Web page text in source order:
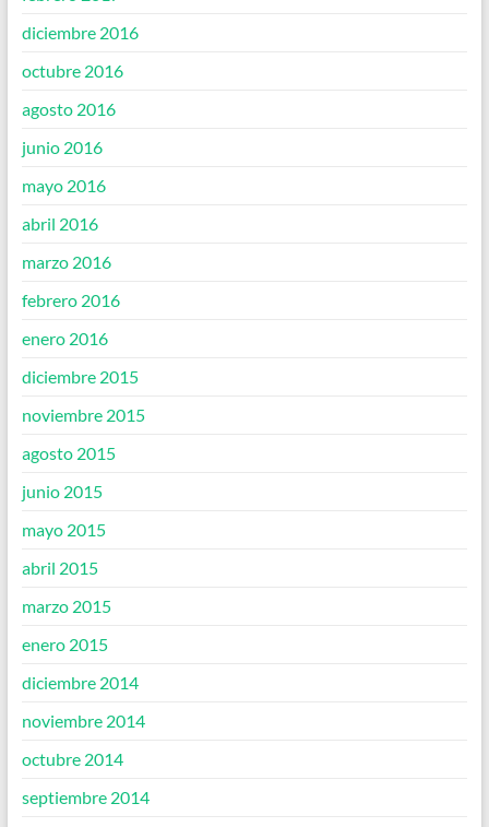
diciembre 2016
octubre 2016
agosto 2016
junio 2016
mayo 2016
abril 2016
marzo 2016
febrero 2016
enero 2016
diciembre 2015
noviembre 2015
agosto 2015
junio 2015
mayo 2015
abril 2015
marzo 2015
enero 2015
diciembre 2014
noviembre 2014
octubre 2014
septiembre 2014